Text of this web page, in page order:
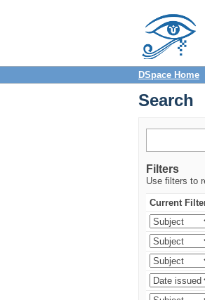
Search
DSpace Home
Search
Filters
Use filters to
Current